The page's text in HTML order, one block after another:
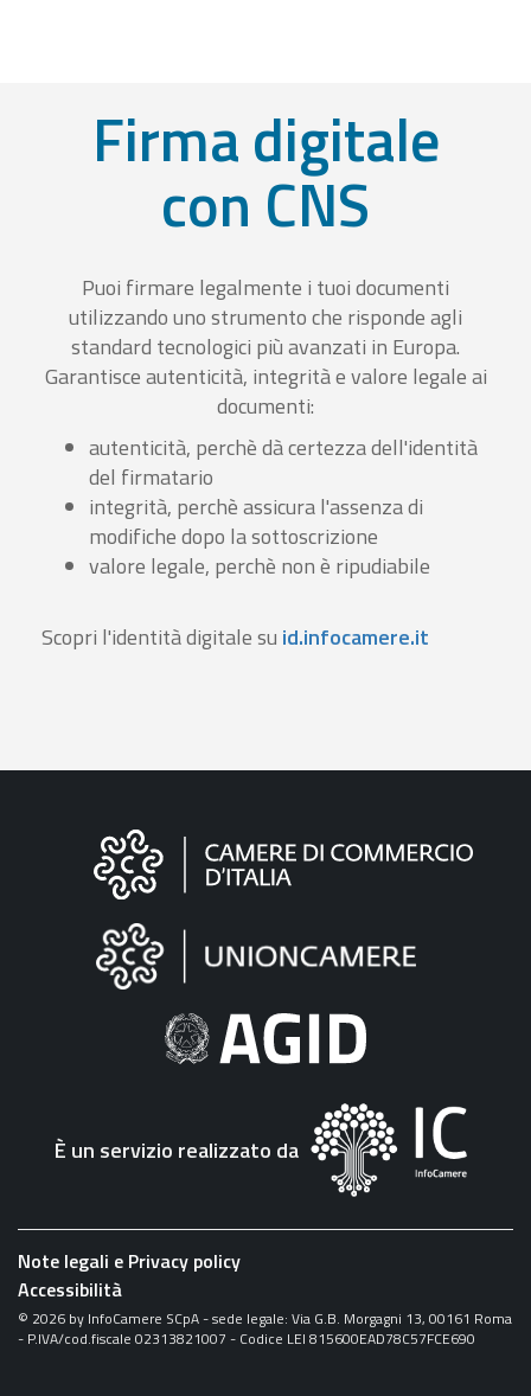
Firma digitale
con CNS
Puoi firmare legalmente i tuoi documenti
utilizzando uno strumento che risponde agli
standard tecnologici più avanzati in Europa.
Garantisce autenticità, integrità e valore legale ai
documenti:
autenticità, perchè dà certezza dell'identità
del firmatario
integrità, perchè assicura l'assenza di
modifiche dopo la sottoscrizione
valore legale, perchè non è ripudiabile
Scopri l'identità digitale su id.infocamere.it
Informazioni
"Fattura
Elettronica"
È un servizio realizzato da
Note legali e Privacy policy
Accessibilità
© 2026 by InfoCamere SCpA - sede legale: Via G.B. Morgagni 13, 00161 Roma
- P.IVA/cod.fiscale 02313821007 - Codice LEI 815600EAD78C57FCE690